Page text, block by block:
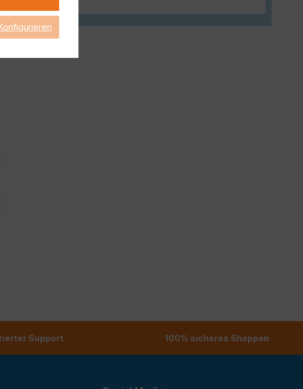
Support 100% sicheres Shoppen